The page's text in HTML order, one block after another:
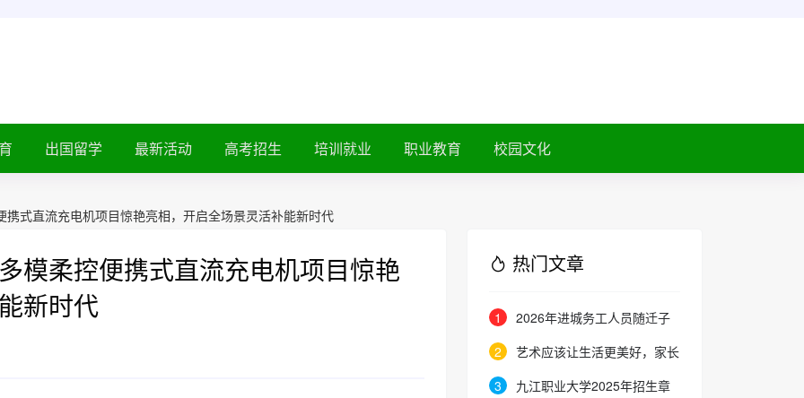
出国留学 最新活动 高考招生 培训就业 职业教育 校园文化
式直流充电机项目惊艳亮相，开启全场景灵活补能新时代
柔控便携式直流充电机项目惊艳
新时代
热门文章
1
2026年进城务工人员随迁子
女在京参加高等职业学校招生考试
2
艺术应该让生活更美好，家长
的态度就是最好的审美教育！
3
九江职业大学2025年招生章